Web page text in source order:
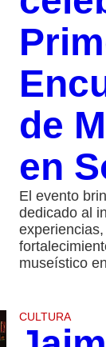
de
en
El evento
dedicado al
museístico
CULTURA